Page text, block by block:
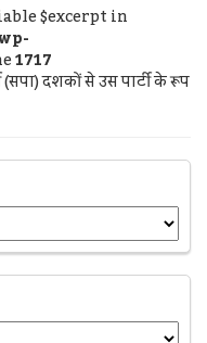
$excerpt in
1717
(सपा) दशकों से उस पार्टी के रूप